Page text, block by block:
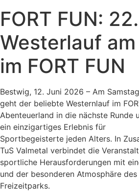
FORT FUN: 22.
Westerlauf
im FORT FUN
Bestwig, 12. Juni 2026 – Am
geht der beliebte Westernlauf im
Abenteuerland in die nächste Runde
ein einzigartiges Erlebnis für
Sportbegeisterte jeden Alters. In
TuS Valmetal verbindet die
sportliche Herausforderungen mit
und der besonderen Atmosphäre des
Freizeitparks.